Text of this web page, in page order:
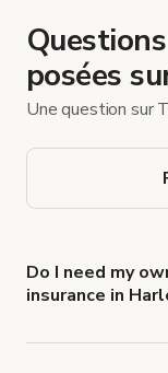
posées
Une question sur
Do I need my
insurance in